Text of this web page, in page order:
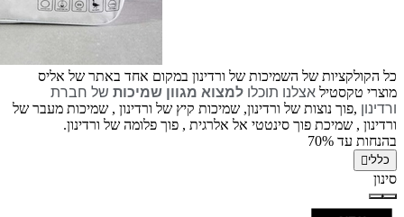
כל הקולקציות של השמיכות של ורדינון במקום אחד באתר של אליס
מוצרי טקסטיל אצלנו תוכלו למצוא מגוון שמיכות של חברת
ורדינון ,פוך נוצות של ורדינון, שמיכות קיץ של ורדינון , שמיכות מעבר של
ורדינון , שמיכת פוך סינטטי אל אלרגית , פוך פלומה של ורדינון.
בהנחות עד 70%
כללי
סינון